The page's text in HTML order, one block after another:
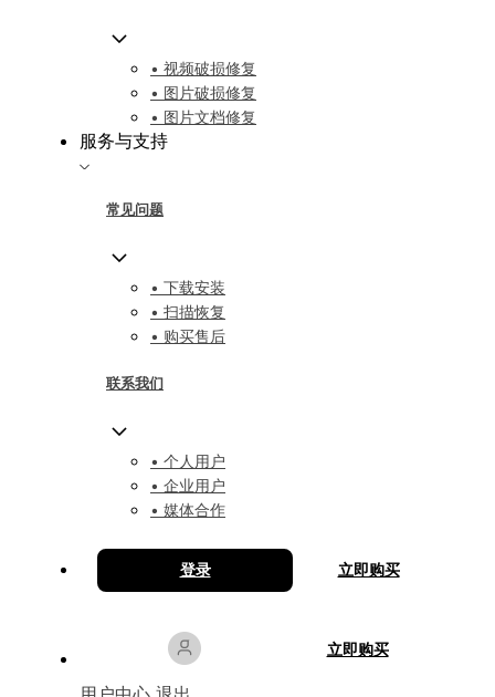
• 视频破损修复
• 图片破损修复
• 图片文档修复
服务与支持
常见问题
• 下载安装
• 扫描恢复
• 购买售后
联系我们
• 个人用户
• 企业用户
• 媒体合作
登录 立即购买
立即购买